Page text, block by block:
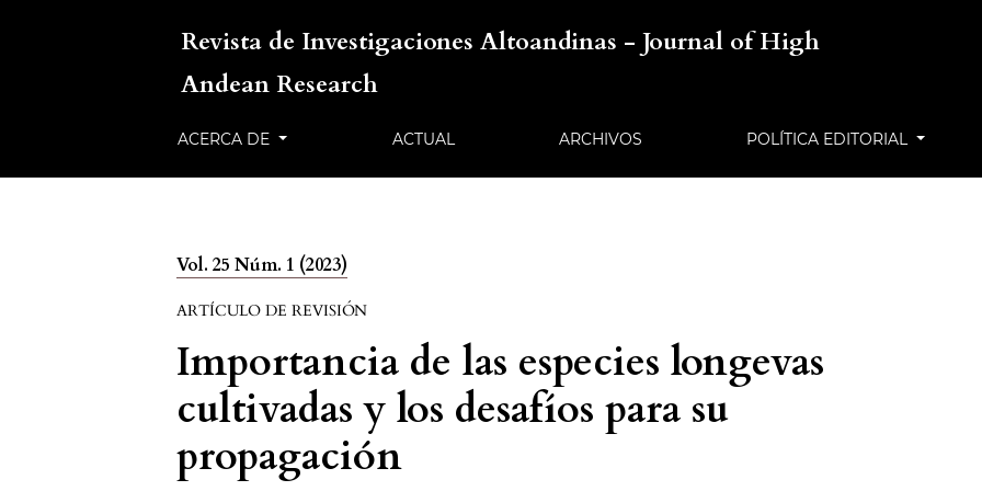
Revista de Investigaciones Altoandinas - Journal of High
Andean Research
ACERCA DE ACTUAL ARCHIVOS POLÍTICA EDITORIAL
Vol. 25 Núm. 1 (2023)
ARTÍCULO DE REVISIÓN
Importancia de las especies longevas
cultivadas y los desafíos para su
propagación